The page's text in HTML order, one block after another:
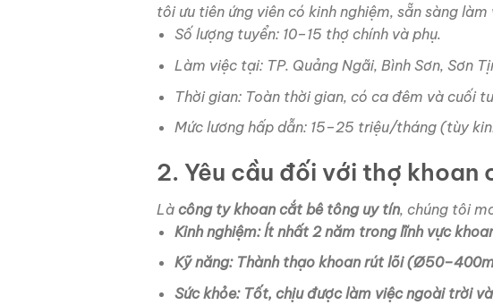
tôi ưu tiên ứng viên có kinh nghiệm, sẵn sàng
Số lượng tuyển: 10–15 thợ chính và phụ.
Làm việc tại: TP. Quảng Ngãi, Bình Sơn, Sơn
Thời gian: Toàn thời gian, có ca đêm và cuối
Mức lương hấp dẫn: 15–25 triệu/tháng (tùy
2. Yêu cầu đối với thợ
Là công ty khoan cắt bê tông uy tín, chúng tôi
Kinh nghiệm: Ít nhất 2 năm trong lĩnh vực
Kỹ năng: Thành thạo khoan rút lõi
Sức khỏe: Tốt, chịu được làm việc ngoài trời